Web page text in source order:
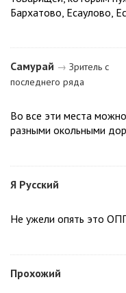
Бархатово, Есаулово,
Самурай → Зритель с
последнего ряда
Во все эти места
разными окольными
Я Русский
Не ужели опять это
Прохожий